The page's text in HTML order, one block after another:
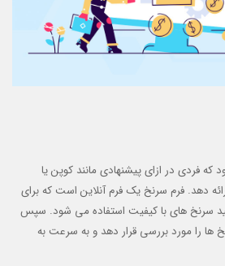
فردی در ازای پیشنهادی مانند کوپن یا
دهد. فرم سرنخ یک فرم آنلاین است که برای
سرنخ های با کیفیت استفاده می شود. سپس
ها را مورد بررسی قرار دهد و به سرعت به